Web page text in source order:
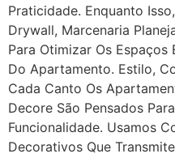
Praticidade. Enquanto
Drywall, Marcenaria
Para Otimizar Os Espaços
Do Apartamento. Estilo,
Cada Canto Os
Decore São Pensados
Funcionalidade. Usamos
Decorativos Que